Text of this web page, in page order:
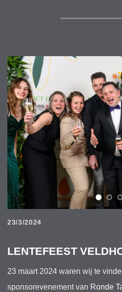
23/3/2024
LENTEFEEST
23 maart 2024 waren wij te
sponsorevenement van Ronde